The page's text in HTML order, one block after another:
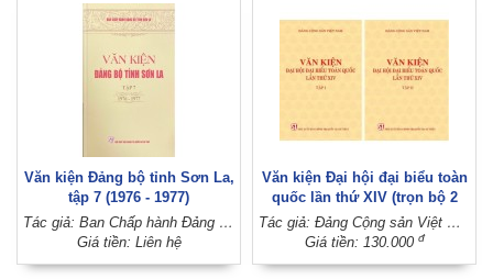
Văn kiện Đảng bộ tỉnh Sơn La,
tập 7 (1976 - 1977)
Tác giả: Ban Chấp hành Đảng bộ tỉnh Sơn La
Giá tiền: Liên hệ
Văn kiện Đại hội đại biểu toàn
quốc lần thứ XIV (trọn bộ 2
tập)
Tác giả: Đảng Cộng sản Việt Nam
Giá tiền: 130.000 đ